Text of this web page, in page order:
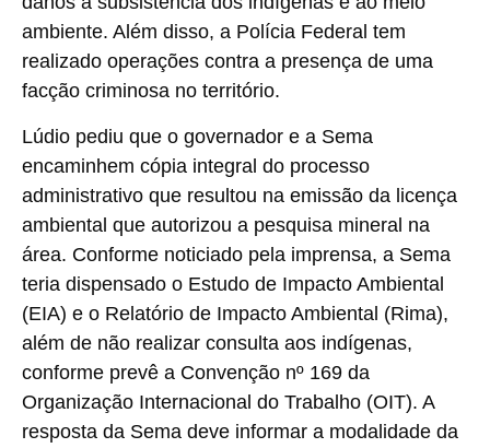
ambiente. Além disso, a Polícia Federal tem
realizado operações contra a presença de uma
facção criminosa no território.
Lúdio pediu que o governador e a Sema
encaminhem cópia integral do processo
administrativo que resultou na emissão da licença
ambiental que autorizou a pesquisa mineral na
área. Conforme noticiado pela imprensa, a Sema
teria dispensado o Estudo de Impacto Ambiental
(EIA) e o Relatório de Impacto Ambiental (Rima),
além de não realizar consulta aos indígenas,
conforme prevê a Convenção nº 169 da
Organização Internacional do Trabalho (OIT). A
resposta da Sema deve informar a modalidade da